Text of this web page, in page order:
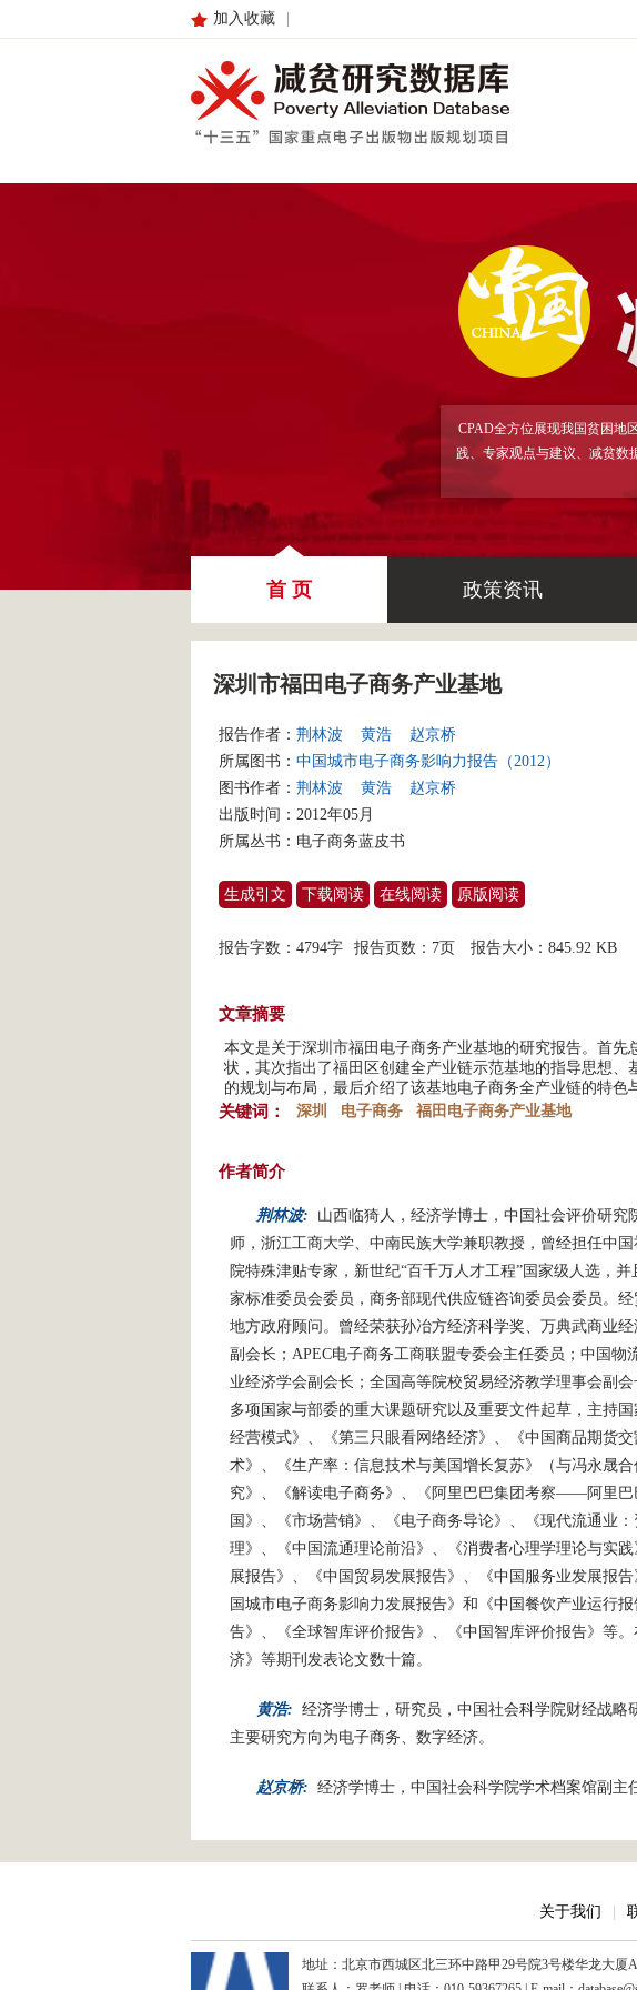
加入收藏
CPAD全方位展现我国贫困地
践、专家观点与建议、减贫数
首 页 政策资讯
深圳市福田电子商务产业基地
报告作者： 荆林波 黄浩
赵京桥
所属图书： 中国城市电子商务影响力报告（2012）
图书作者： 荆林波 黄浩
赵京桥
出版时间：2012年05月
所属丛书： 电子商务蓝皮书
生成引文 下载阅读 在线阅读 原版阅读
报告字数：4794字 报告页数：7页 报告大小： 845.92 KB
文章摘要
本文是关于深圳市福田电子商务产业基地的研究报告。首
状，其次指出了福田区创建全产业链示范基地的指导思想
的规划与布局，最后介绍了该基地电子商务全产业链的特色
关键词： 深圳 电子商务 福田电子商务产业基地
作者简介
荆林波:
山西临猗人，经济学博士，中国社会评价研
师，浙江工商大学、中南民族大学兼职教授，曾经担任中
院特殊津贴专家，新世纪“百千万人才工程”国家级人选，
家标准委员会委员，商务部现代供应链咨询委员会委员。
地方政府顾问。曾经荣获孙冶方经济科学奖、万典武商业
副会长；APEC电子商务工商联盟专委会主任委员；中国
业经济学会副会长；全国高等院校贸易经济教学理事会副
多项国家与部委的重大课题研究以及重要文件起草，主持
经营模式》、《第三只眼看网络经济》、《中国商品期货
术》、《生产率：信息技术与美国增长复苏》（与冯永晟
究》、《解读电子商务》、《阿里巴巴集团考察——阿里
国》、《市场营销》、《电子商务导论》、《现代流通业
理》、《中国流通理论前沿》、《消费者心理学理论与实
展报告》、《中国贸易发展报告》、《中国服务业发展报
国城市电子商务影响力发展报告》和《中国餐饮产业运行
告》、《全球智库评价报告》、《中国智库评价报告》等
济》等期刊发表论文数十篇。
黄浩: 经济学博士，研究员，中国社会科学院财经战略
主要研究方向为电子商务、数字经济。
赵京桥: 经济学博士，中国社会科学院学术档案馆副主
关于我们
地址：北京市西城区北三环中路甲29号院3号楼华龙大厦